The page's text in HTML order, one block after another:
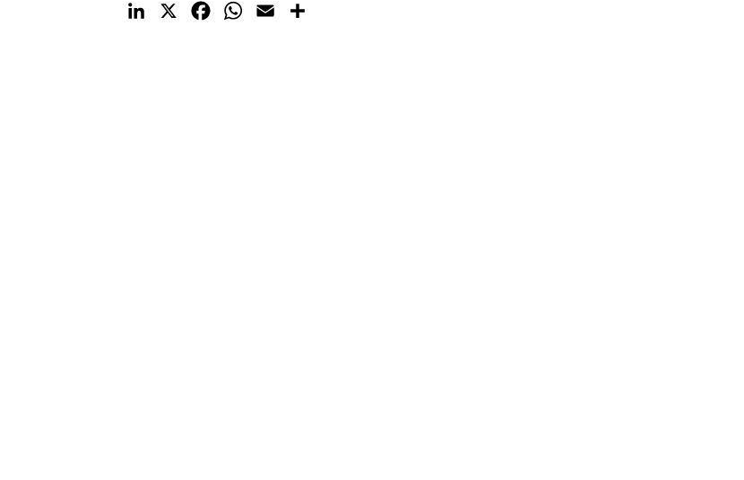
LinkedIn
X FacebookWhatsApp
Email